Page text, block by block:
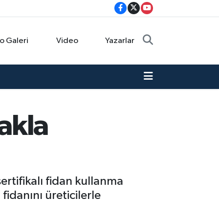
Galeri Video Yazarlar
fidan kullanma
fidanını üreticilerle